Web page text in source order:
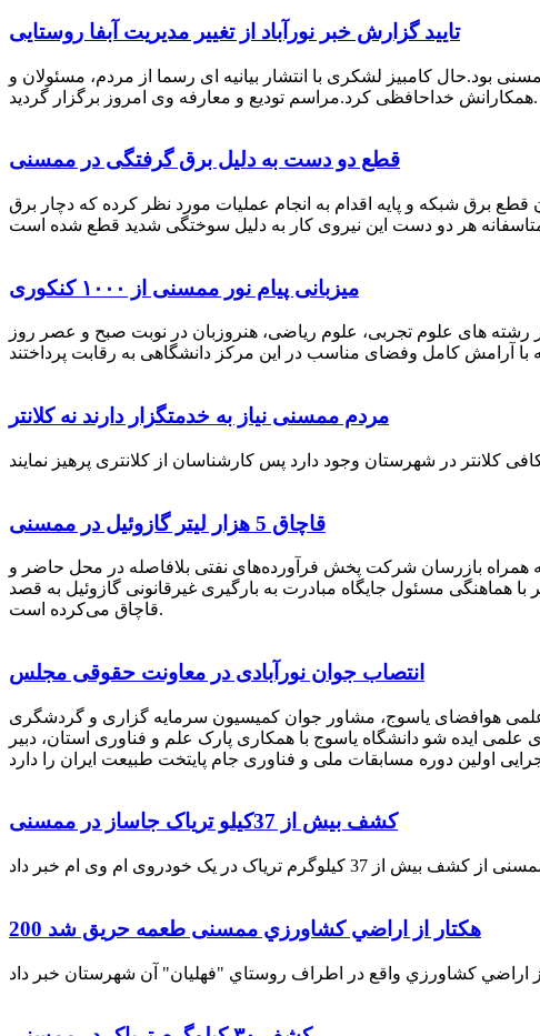
تایید گزارش خبر نورآباد از تغییر مدیریت آبفا روستایی
شهرستان ممسنی بود.حال کامبیز لشکری با انتشار بیانیه ای رسما از مردم، مسئولان و
همکارانش خداحافظی کرد.مراسم تودیع و معارفه وی امروز برگزار گردید.
قطع دو دست به دلیل برق گرفتگی در ممسنی
قطع برق شبکه و پایه اقدام به انجام عملیات مورد نظر کرده که دچار برق
میزبانی پیام نور ممسنی از ۱۰۰۰ کنکوری
ممسنی در خصوص برگزاری کنکور سراسری اظهار داشت: 1000 نفر از داوطلبان در رشته های علوم تجربی، علوم ریاضی، هنروزبان در نوبت صبح و عصر روز
مردم ممسنی نیاز به خدمتگزار دارند نه کلانتر
قاچاق 5 هزار لیتر گازوئیل در ممسنی
همراه بازرسان شرکت پخش فرآورده‌های نفتی بلافاصله در محل حاضر و
تانکر با هماهنگی مسئول جایگاه مبادرت به بارگیری غیرقانونی گازوئیل به قصد
قاچاق می‌کرده است.
انتصاب جوان نورآبادی در معاونت حقوقی مجلس
هوافضای یاسوج، مشاور جوان کمیسیون سرمایه گزاری و گردشگری
ایده شو دانشگاه یاسوج با همکاری پارک علم و فناوری استان، دبیر
کشف بیش از 37کیلو تریاک جاساز در ممسنی
200 هكتار از اراضي كشاورزي ممسنی طعمه حریق شد